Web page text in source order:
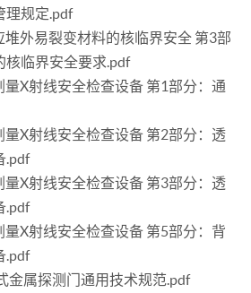
理规定.pdf
堆外易裂变材料的核临界安全 第3部
核临界安全要求.pdf
量X射线安全检查设备 第1部分：通
量X射线安全检查设备 第2部分：透
.pdf
量X射线安全检查设备 第3部分：透
.pdf
量X射线安全检查设备 第5部分：背
.pdf
金属探测门通用技术规范.pdf